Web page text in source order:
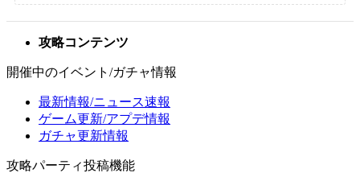
攻略コンテンツ
開催中のイベント/ガチャ情報
最新情報/ニュース速報
ゲーム更新/アプデ情報
ガチャ更新情報
攻略パーティ投稿機能